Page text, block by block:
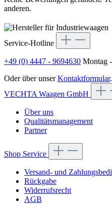
anderen.
Service-Hotline
+49 (0) 4447 - 9694630 Montag
Oder über unserKontaktformular.
VECHTA Waagen GmbH
Über uns
Qualitätsmanagement
Partner
Shop Service
Versand- und
Rückgabe
Widerrufsrecht
AGB